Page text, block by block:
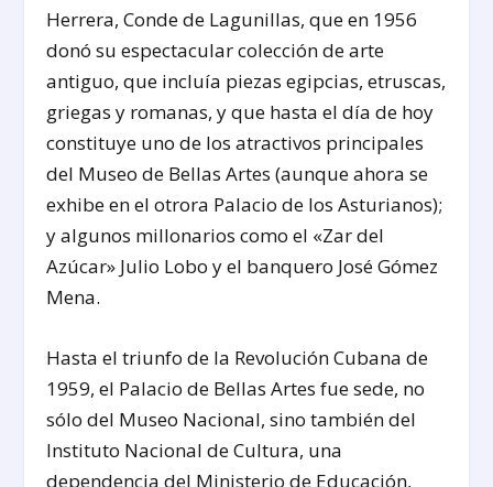
Herrera, Conde de Lagunillas, que en 1956
donó su espectacular colección de arte
antiguo, que incluía piezas egipcias, etruscas,
griegas y romanas, y que hasta el día de hoy
constituye uno de los atractivos principales
del Museo de Bellas Artes (aunque ahora se
exhibe en el otrora Palacio de los Asturianos);
y algunos millonarios como el «Zar del
Azúcar» Julio Lobo y el banquero José Gómez
Mena.
Hasta el triunfo de la Revolución Cubana de
1959, el Palacio de Bellas Artes fue sede, no
sólo del Museo Nacional, sino también del
Instituto Nacional de Cultura, una
dependencia del Ministerio de Educación,